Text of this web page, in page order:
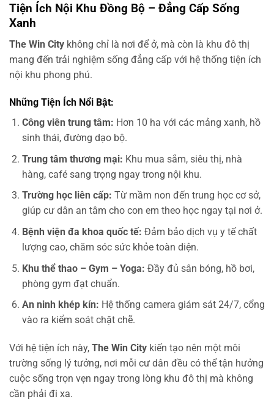
Tiện Ích Nội Khu Đồng Bộ – Đẳng Cấp Sống
Xanh
The Win City không chỉ là nơi để ở, mà còn là khu đô thị
mang đến trải nghiệm sống đẳng cấp với hệ thống tiện ích
nội khu phong phú.
Những Tiện Ích Nổi Bật:
Công viên trung tâm: Hơn 10 ha với các mảng xanh, hồ
sinh thái, đường dạo bộ.
Trung tâm thương mại: Khu mua sắm, siêu thị, nhà
hàng, café sang trọng ngay trong nội khu.
Trường học liên cấp: Từ mầm non đến trung học cơ sở,
giúp cư dân an tâm cho con em theo học ngay tại nơi ở.
Bệnh viện đa khoa quốc tế: Đảm bảo dịch vụ y tế chất
lượng cao, chăm sóc sức khỏe toàn diện.
Khu thể thao – Gym – Yoga: Đầy đủ sân bóng, hồ bơi,
phòng gym đạt chuẩn.
An ninh khép kín: Hệ thống camera giám sát 24/7, cổng
vào ra kiểm soát chặt chẽ.
Với hệ tiện ích này, The Win City kiến tạo nên một môi
trường sống lý tưởng, nơi mỗi cư dân đều có thể tận hưởng
cuộc sống trọn vẹn ngay trong lòng khu đô thị mà không
cần phải đi xa.